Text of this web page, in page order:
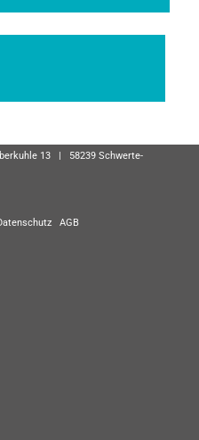
13 | 58239 Schwerte-
AGB